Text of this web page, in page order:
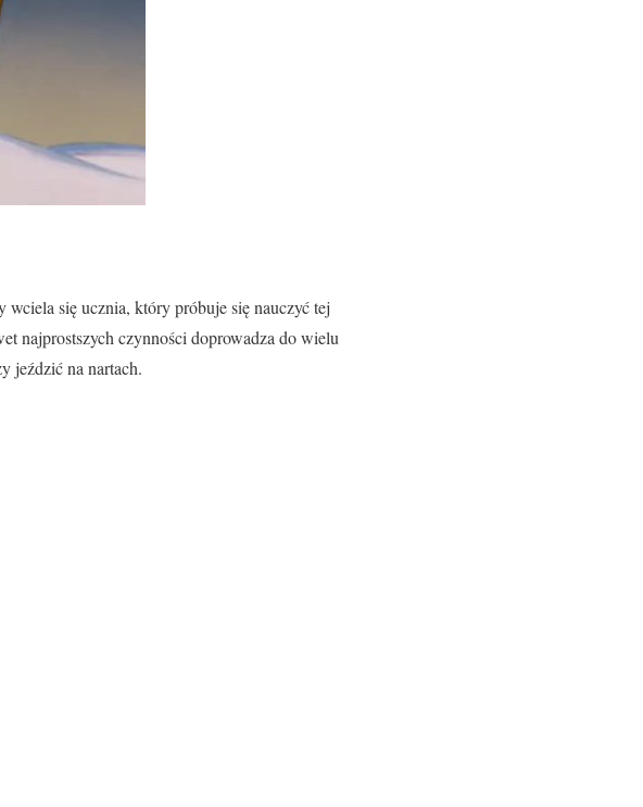
się ucznia, który próbuje się nauczyć tej
najprostszych czynności doprowadza do wielu
jeździć na nartach.